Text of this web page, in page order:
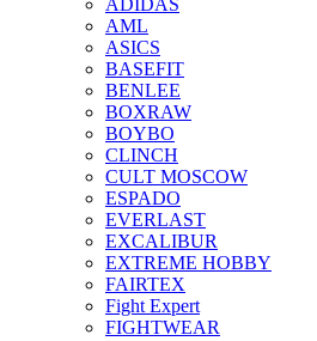
ADIDAS
AML
ASICS
BASEFIT
BENLEE
BOXRAW
BOYBO
CLINCH
CULT MOSCOW
ESPADO
EVERLAST
EXCALIBUR
EXTREME HOBBY
FAIRTEX
Fight Expert
FIGHTWEAR